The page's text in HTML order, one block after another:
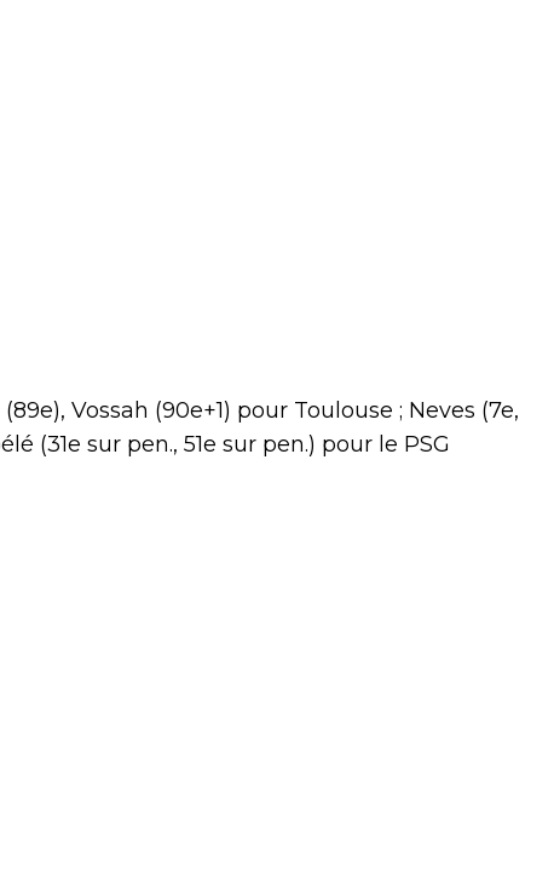
Vossah (90e+1) pour Toulouse ; Neves (7e,
(31e sur pen., 51e sur pen.) pour le PSG